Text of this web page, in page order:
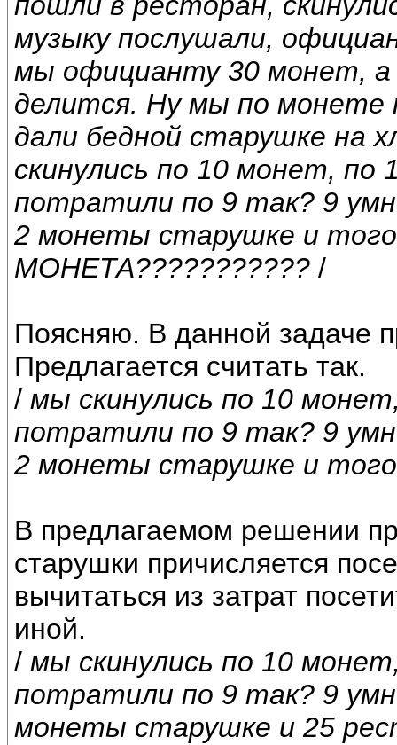
музыку послушали,
мы официанту 30 монет, а
делится. Ну мы по монете
дали бедной старушке на
скинулись по 10 монет, по
потратили по 9 так? 9
2 монеты старушке и
МОНЕТА??????????? /
Поясняю. В данной задаче
Предлагается считать так.
/ мы скинулись по 10
потратили по 9 так? 9
2 монеты старушке и
В предлагаемом решении
старушки причисляется
вычитаться из затрат
иной.
/ мы скинулись по 10
потратили по 9 так? 9
монеты старушке и 25